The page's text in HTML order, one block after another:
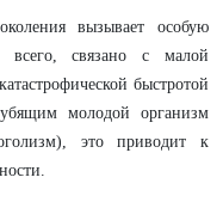
вызывает особую
связано с малой
быстротой
молодой организм
это приводит к